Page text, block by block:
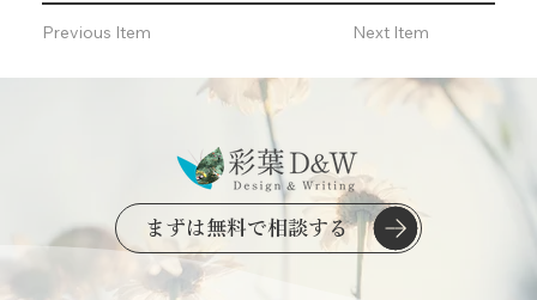
Previous Item Next Item
まずは無料で相談する